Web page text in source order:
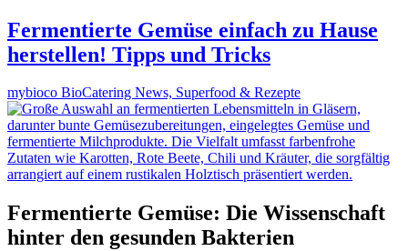
Fermentierte Gemüse einfach zu Hause
herstellen! Tipps und Tricks
mybioco BioCatering News, Superfood & Rezepte
Fermentierte Gemüse: Die Wissenschaft
hinter den gesunden Bakterien